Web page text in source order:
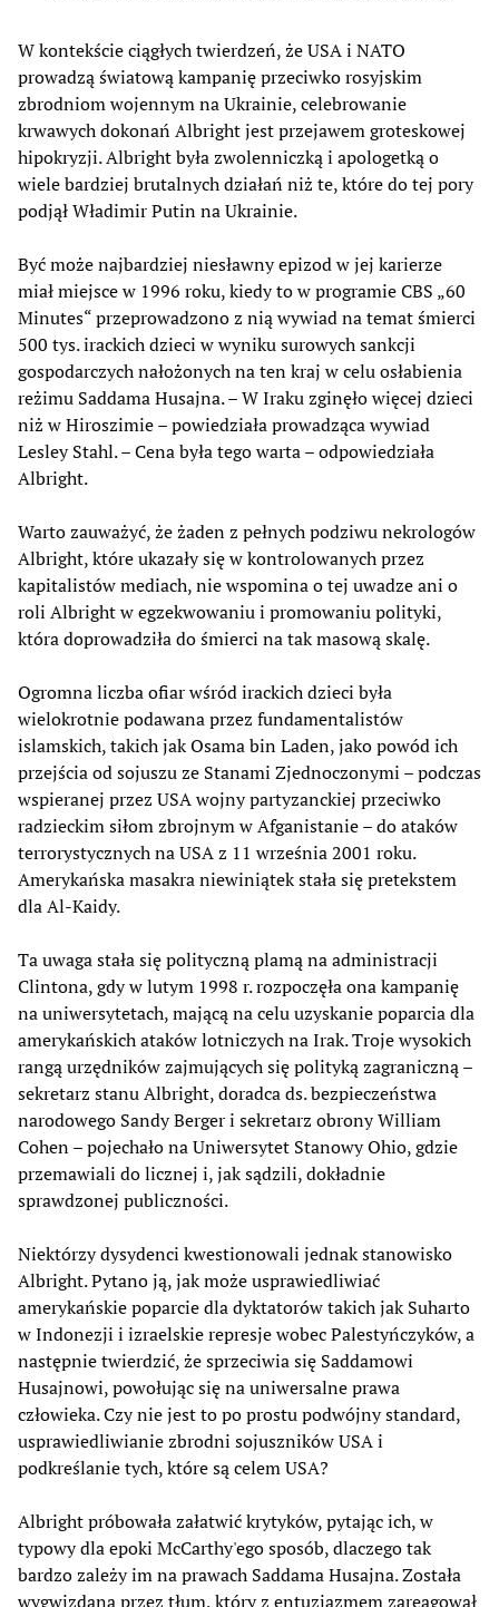
W kontekście ciągłych twierdzeń, że USA i NATO
prowadzą światową kampanię przeciwko rosyjskim
zbrodniom wojennym na Ukrainie, celebrowanie
krwawych dokonań Albright jest przejawem groteskowej
hipokryzji. Albright była zwolenniczką i apologetką o
wiele bardziej brutalnych działań niż te, które do tej pory
podjął Władimir Putin na Ukrainie.
Być może najbardziej niesławny epizod w jej karierze
miał miejsce w 1996 roku, kiedy to w programie CBS „60
Minutes“ przeprowadzono z nią wywiad na temat śmierci
500 tys. irackich dzieci w wyniku surowych sankcji
gospodarczych nałożonych na ten kraj w celu osłabienia
reżimu Saddama Husajna. – W Iraku zginęło więcej dzieci
niż w Hiroszimie – powiedziała prowadząca wywiad
Lesley Stahl. – Cena była tego warta – odpowiedziała
Albright.
Warto zauważyć, że żaden z pełnych podziwu nekrologów
Albright, które ukazały się w kontrolowanych przez
kapitalistów mediach, nie wspomina o tej uwadze ani o
roli Albright w egzekwowaniu i promowaniu polityki,
która doprowadziła do śmierci na tak masową skalę.
Ogromna liczba ofiar wśród irackich dzieci była
wielokrotnie podawana przez fundamentalistów
islamskich, takich jak Osama bin Laden, jako powód ich
przejścia od sojuszu ze Stanami Zjednoczonymi – podczas
wspieranej przez USA wojny partyzanckiej przeciwko
radzieckim siłom zbrojnym w Afganistanie – do ataków
terrorystycznych na USA z 11 września 2001 roku.
Amerykańska masakra niewiniątek stała się pretekstem
dla Al-Kaidy.
Ta uwaga stała się polityczną plamą na administracji
Clintona, gdy w lutym 1998 r. rozpoczęła ona kampanię
na uniwersytetach, mającą na celu uzyskanie poparcia dla
amerykańskich ataków lotniczych na Irak. Troje wysokich
rangą urzędników zajmujących się polityką zagraniczną –
sekretarz stanu Albright, doradca ds. bezpieczeństwa
narodowego Sandy Berger i sekretarz obrony William
Cohen – pojechało na Uniwersytet Stanowy Ohio, gdzie
przemawiali do licznej i, jak sądzili, dokładnie
sprawdzonej publiczności.
Niektórzy dysydenci kwestionowali jednak stanowisko
Albright. Pytano ją, jak może usprawiedliwiać
amerykańskie poparcie dla dyktatorów takich jak Suharto
w Indonezji i izraelskie represje wobec Palestyńczyków, a
następnie twierdzić, że sprzeciwia się Saddamowi
Husajnowi, powołując się na uniwersalne prawa
człowieka. Czy nie jest to po prostu podwójny standard,
usprawiedliwianie zbrodni sojuszników USA i
podkreślanie tych, które są celem USA?
Albright próbowała załatwić krytyków, pytając ich, w
typowy dla epoki McCarthy'ego sposób, dlaczego tak
bardzo zależy im na prawach Saddama Husajna. Została
wygwizdana przez tłum, który z entuzjazmem zareagował